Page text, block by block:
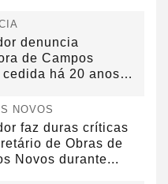
denuncia
de Campos
cedida há 20 anos
NOVOS
faz duras críticas
de Obras de
Novos durante...